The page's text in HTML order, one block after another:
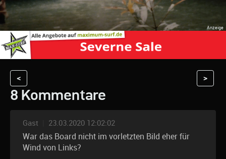
< >
8 Kommentare
Gast 23.03.2020 12:02:02
War das Board nicht im vorletzten Bild eher für
Wind von Links?